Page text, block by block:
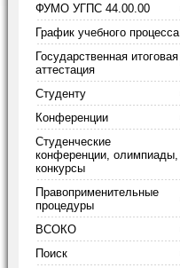
ФУМО УГПС 44.00.00
График учебного процесса
Государственная итоговая
аттестация
Студенту
Конференции
Студенческие
конференции, олимпиады,
конкурсы
Правоприменительные
процедуры
ВСОКО
Поиск